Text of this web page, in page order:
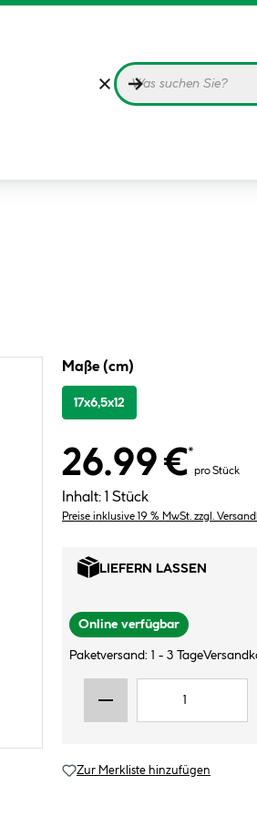
Maße (cm)
17x6,5x12
26.99 €*
pro Stück
Inhalt: 1 Stück
Preise inklusive 19 % MwSt. zzgl.
LIEFERN LASSEN
Online verfügbar
Paketversand: 1 - 3 Tage
Zur Merkliste hinzufügen